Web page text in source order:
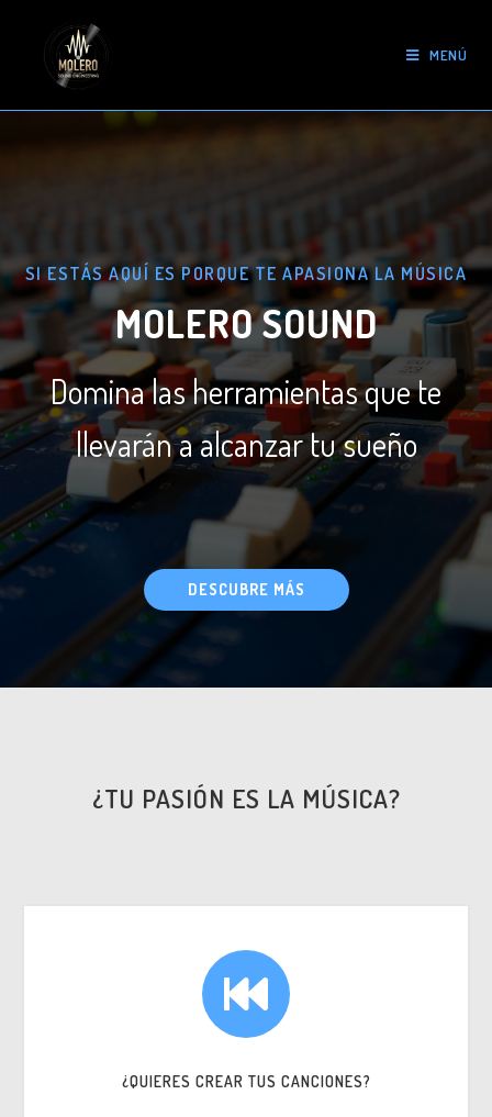
MENÚ
SI ESTÁS AQUÍ ES PORQUE TE APASIONA LA MÚSICA
MOLERO SOUND
Domina las herramientas que te
llevarán a alcanzar tu sueño
DESCUBRE MÁS
¿TU PASIÓN ES LA MÚSICA?
¿QUIERES CREAR TUS CANCIONES?